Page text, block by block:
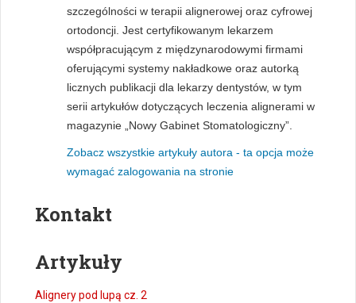
szczególności w terapii alignerowej oraz cyfrowej
ortodoncji. Jest certyfikowanym lekarzem
współpracującym z międzynarodowymi firmami
oferującymi systemy nakładkowe oraz autorką
licznych publikacji dla lekarzy dentystów, w tym
serii artykułów dotyczących leczenia alignerami w
magazynie „Nowy Gabinet Stomatologiczny”.
Zobacz wszystkie artykuły autora - ta opcja może
wymagać zalogowania na stronie
Kontakt
Artykuły
Alignery pod lupą cz. 2